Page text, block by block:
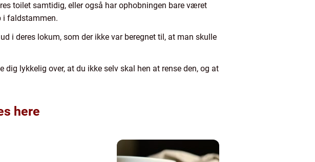
toilet samtidig, eller også har ophobningen bare været
i faldstammen.
i deres lokum, som der ikke var beregnet til, at man skulle
lykkelig over, at du ikke selv skal hen at rense den, og at
here